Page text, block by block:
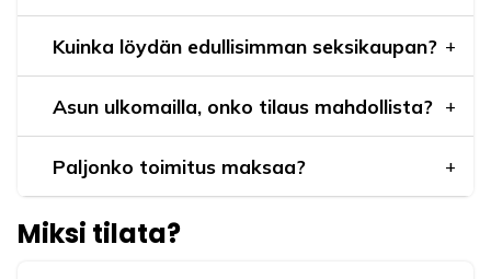
Kuinka löydän edullisimman seksikaupan?
Asun ulkomailla, onko tilaus mahdollista?
Paljonko toimitus maksaa?
Miksi tilata?